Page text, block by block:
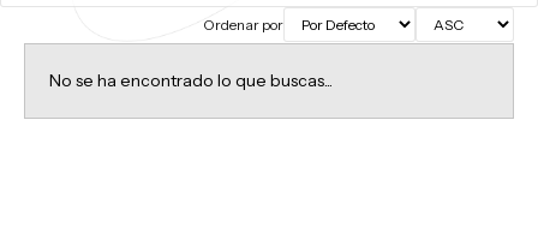
Ordenar por
No se ha encontrado lo que buscas...